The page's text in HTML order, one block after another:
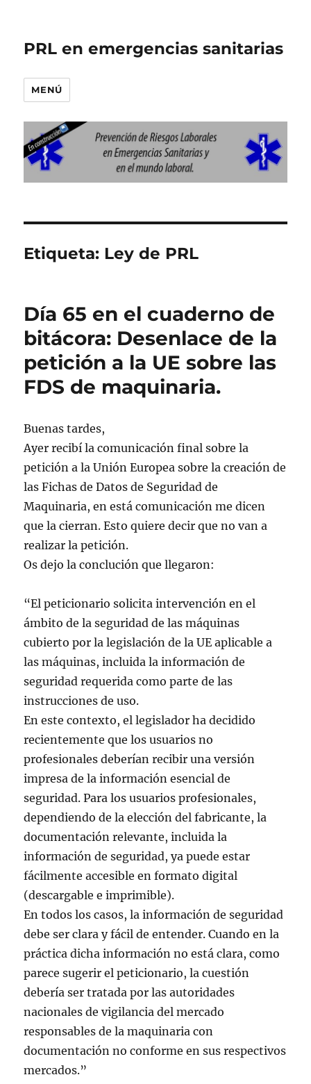
PRL en emergencias sanitarias
MENÚ
Etiqueta: Ley de PRL
Día 65 en el cuaderno de
bitácora: Desenlace de la
petición a la UE sobre las
FDS de maquinaria.
Buenas tardes,
Ayer recibí la comunicación final sobre la
petición a la Unión Europea sobre la creación de
las Fichas de Datos de Seguridad de
Maquinaria, en está comunicación me dicen
que la cierran. Esto quiere decir que no van a
realizar la petición.
Os dejo la conclución que llegaron:
“El peticionario solicita intervención en el
ámbito de la seguridad de las máquinas
cubierto por la legislación de la UE aplicable a
las máquinas, incluida la información de
seguridad requerida como parte de las
instrucciones de uso.
En este contexto, el legislador ha decidido
recientemente que los usuarios no
profesionales deberían recibir una versión
impresa de la información esencial de
seguridad. Para los usuarios profesionales,
dependiendo de la elección del fabricante, la
documentación relevante, incluida la
información de seguridad, ya puede estar
fácilmente accesible en formato digital
(descargable e imprimible).
En todos los casos, la información de seguridad
debe ser clara y fácil de entender. Cuando en la
práctica dicha información no está clara, como
parece sugerir el peticionario, la cuestión
debería ser tratada por las autoridades
nacionales de vigilancia del mercado
responsables de la maquinaria con
documentación no conforme en sus respectivos
mercados.”